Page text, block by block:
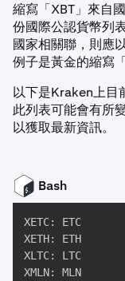
縮寫「XBT」來自
份國際公認貨幣列
國家相關聯，則應
例子是黃金的縮寫
以下是Kraken上目
此列表可能會有所
以獲取最新資訊。
Bash
XETC: ETC
XETH: ETH
XLTC: LTC
XMLN: MLN